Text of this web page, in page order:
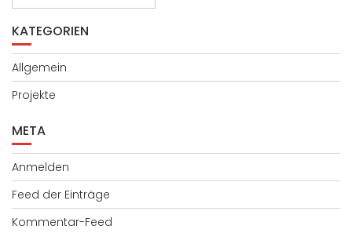
KATEGORIEN
Allgemein
Projekte
META
Anmelden
Feed der Einträge
Kommentar-Feed